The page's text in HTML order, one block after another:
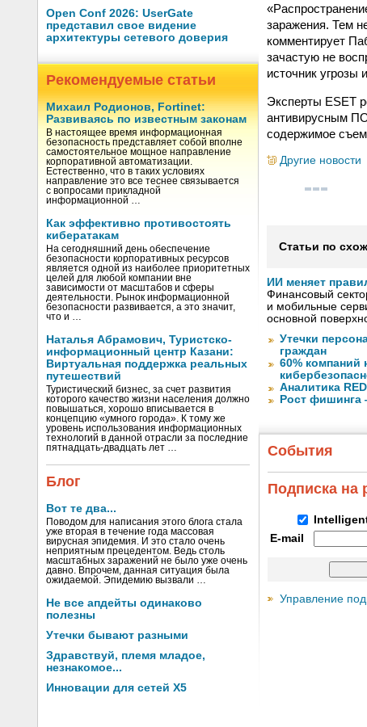
Open Conf 2026: UserGate
представил свое видение
архитектуры сетевого доверия
Рекомендуемые статьи
Михаил Родионов, Fortinet:
Развиваясь по известным законам
В настоящее время информационная
безопасность представляет собой вполне
самостоятельное мощное направление
корпоративной автоматизации.
Естественно, что в таких условиях
направление это все теснее связывается
с вопросами прикладной
информационной …
Как эффективно противостоять
кибератакам
На сегодняшний день обеспечение
безопасности корпоративных ресурсов
является одной из наиболее приоритетных
целей для любой компании вне
зависимости от масштабов и сферы
деятельности. Рынок информационной
безопасности развивается, а это значит,
что и …
Наталья Абрамович, Туристско-
информационный центр Казани:
Виртуальная поддержка реальных
путешествий
Туристический бизнес, за счет развития
которого качество жизни населения должно
повышаться, хорошо вписывается в
концепцию «умного города». К тому же
уровень использования информационных
технологий в данной отрасли за последние
пятнадцать-двадцать лет …
Блог
Вот те два...
Поводом для написания этого блога стала
уже вторая в течение года массовая
вирусная эпидемия. И это стало очень
неприятным прецедентом. Ведь столь
масштабных заражений не было уже очень
давно. Впрочем, данная ситуация была
ожидаемой. Эпидемию вызвали …
Не все апдейты одинаково
полезны
Утечки бывают разными
Здравствуй, племя младое,
незнакомое...
Инновации для сетей X5
заражения. Тем
комментирует
зачастую не
источник
Эксперты ESET
антивирусным ПО
содержимое
Другие новости
Статьи по
ИИ меняет
Финансовый
и мобильные
основной
Утечки
граждан
60% компаний
Аналитика
Рост фишинга
События
Подписка на
E-mail
Управление